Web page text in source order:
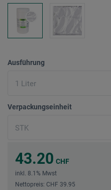
Ausführung
Verpackungseinheit
43.20 CHF
inkl. 8.1% Mwst
Nettopreis: CHF 39.95